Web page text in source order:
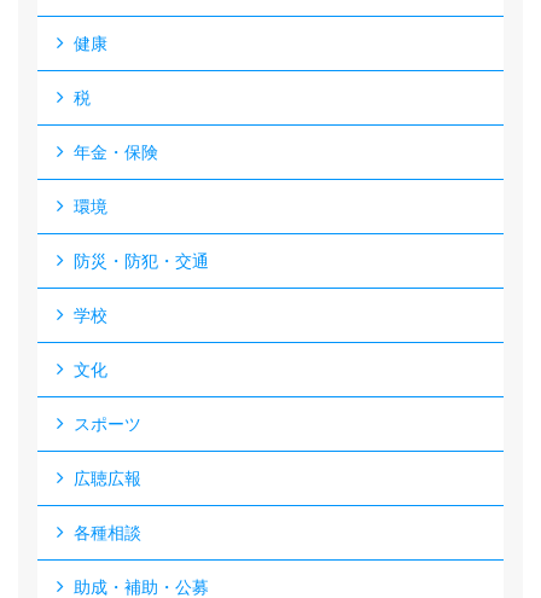
健康
税
年金・保険
環境
防災・防犯・交通
学校
文化
スポーツ
広聴広報
各種相談
助成・補助・公募